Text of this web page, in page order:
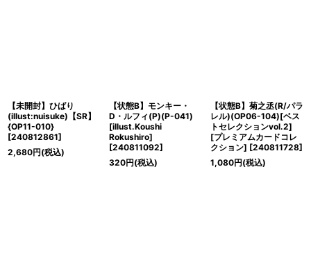
【未開封】ひばり
(illust:nuisuke)【SR】
{OP11-010}
[240812861]
2,680円(税込)
【状態B】モンキー・
D・ルフィ(P)(P-041)
[illust.Koushi
Rokushiro]
[240811092]
320円(税込)
【状態B】菊之丞(R/パラ
レル)(OP06-104)[ベス
トセレクションvol.2]
[プレミアムカードコレ
クション] [240811728]
1,080円(税込)